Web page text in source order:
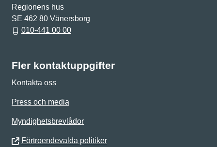
Regionens hus
SE 462 80 Vänersborg
010-441 00 00
Fler kontaktuppgifter
Kontakta oss
Press och media
Myndighetsbrevlådor
Förtroendevalda politiker